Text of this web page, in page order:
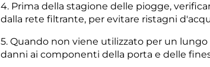
4. Prima della stagione delle piogge,
dalla rete filtrante, per evitare ristagni
5. Quando non viene utilizzato per un
danni ai componenti della porta e delle